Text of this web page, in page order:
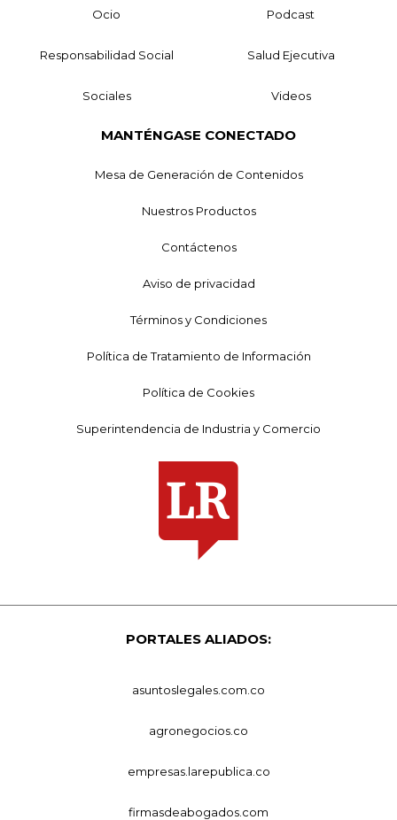
Ocio Podcast
Responsabilidad Social Salud Ejecutiva
Sociales Videos
MANTÉNGASE CONECTADO
Mesa de Generación de Contenidos
Nuestros Productos
Contáctenos
Aviso de privacidad
Términos y Condiciones
Política de Tratamiento de Información
Política de Cookies
Superintendencia de Industria y Comercio
PORTALES ALIADOS:
asuntoslegales.com.co
agronegocios.co
empresas.larepublica.co
firmasdeabogados.com